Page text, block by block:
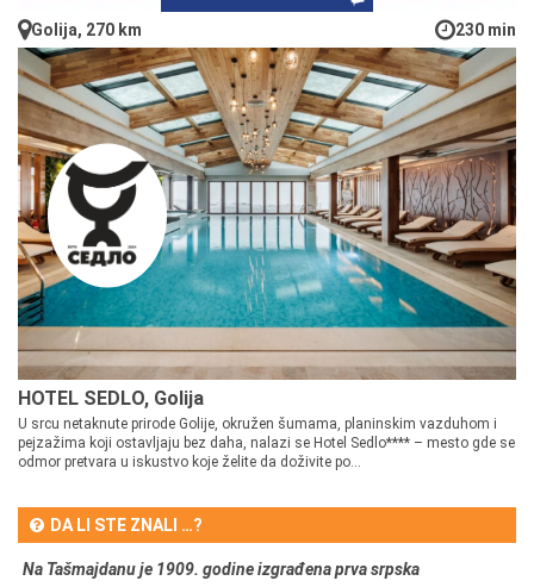
Golija, 270 km 230 min
HOTEL SEDLO, Golija
U srcu netaknute prirode Golije, okružen šumama, planinskim vazduhom i
pejzažima koji ostavljaju bez daha, nalazi se Hotel Sedlo**** – mesto gde se
odmor pretvara u iskustvo koje želite da doživite po...
DA LI STE ZNALI …?
Na Tašmajdanu je 1909. godine izgrađena prva srpska